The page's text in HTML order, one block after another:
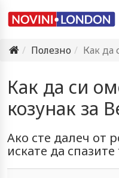
Полезно
Как да
Как да си
козунак за
Ако сте далеч от
искате да